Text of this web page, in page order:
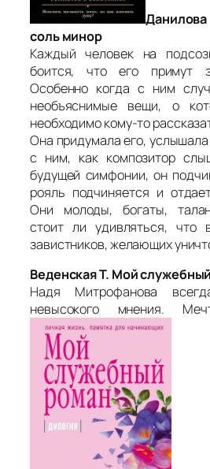
соль минор
Каждый человек на
боится, что его примут
Особенно когда с ним
необъяснимые вещи, о
необходимо кому-то
Она придумала его,
с ним, как композитор
будущей симфонии, он
рояль подчиняется и
Они молоды, богаты,
стоит ли удивляться, что
завистников, желающих
Веденская Т. Мой
Надя Митрофанова
невысокого мнения.